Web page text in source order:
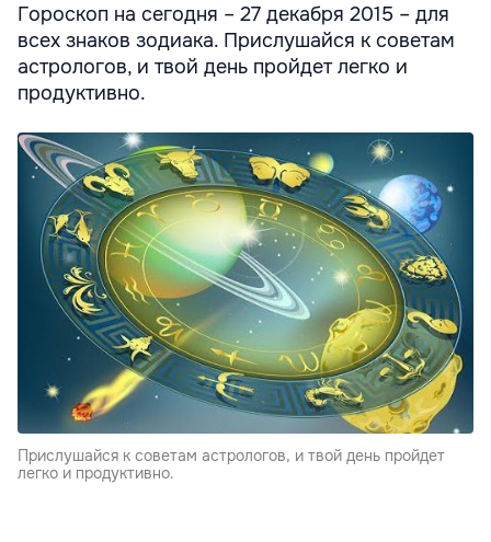
Гороскоп на сегодня – 27 декабря 2015 – для
всех знаков зодиака. Прислушайся к советам
астрологов, и твой день пройдет легко и
продуктивно.
Прислушайся к советам астрологов, и твой день пройдет
легко и продуктивно.